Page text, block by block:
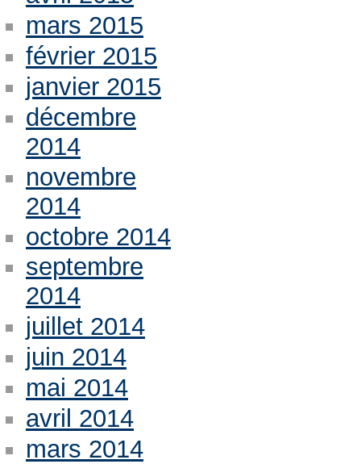
mars 2015
février 2015
janvier 2015
décembre
2014
novembre
2014
octobre 2014
septembre
2014
juillet 2014
juin 2014
mai 2014
avril 2014
mars 2014